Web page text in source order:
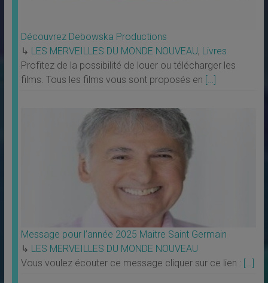
Découvrez Debowska Productions
↳ LES MERVEILLES DU MONDE NOUVEAU, Livres
Profitez de la possibilité de louer ou télécharger les
films. Tous les films vous sont proposés en […]
Message pour l’année 2025 Maitre Saint Germain
↳ LES MERVEILLES DU MONDE NOUVEAU
Vous voulez écouter ce message cliquer sur ce lien : […]